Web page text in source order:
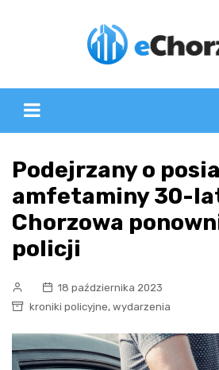
Podejrzany o
amfetaminy 30-
Chorzowa
policji
18 października 2023
kroniki policyjne, wydarzenia